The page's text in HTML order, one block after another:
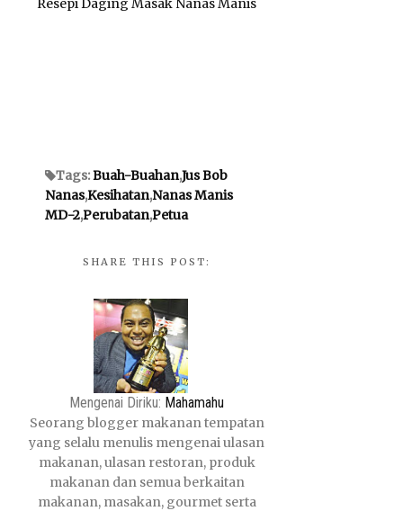
Resepi Daging Masak Nanas Manis
Tags:Buah-Buahan,Jus Bob
Nanas,Kesihatan,Nanas Manis
MD-2,Perubatan,Petua
SHARE THIS POST:
Mengenai Diriku: Mahamahu
Seorang blogger makanan tempatan
yang selalu menulis mengenai ulasan
makanan, ulasan restoran, produk
makanan dan semua berkaitan
makanan, masakan, gourmet serta